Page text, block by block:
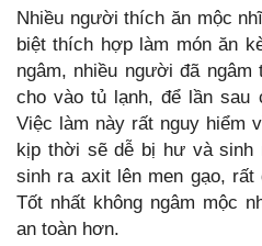
Nhiều người thích ăn mộc
biệt thích hợp làm món ăn
ngâm, nhiều người đã
cho vào tủ lạnh, để lần sau
Việc làm này rất nguy hiểm
kịp thời sẽ dễ bị hư và sinh
sinh ra axit lên men gạo,
Tốt nhất không ngâm mộc
an toàn hơn.